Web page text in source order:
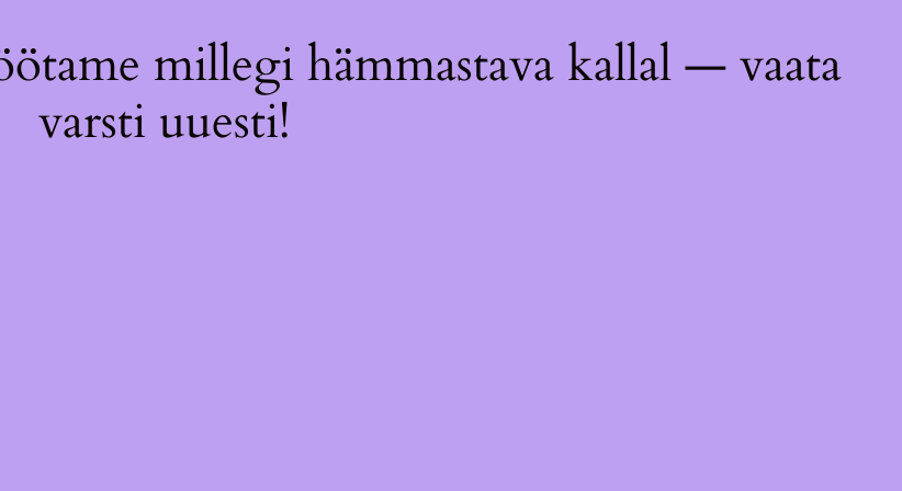
millegi hämmastava kallal — vaata
varsti uuesti!